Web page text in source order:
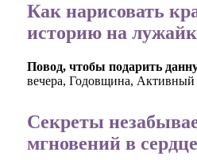
Как нарисовать
историю на
Повод, чтобы подарить
вечера, Годовщина,
Секреты
мгновений в